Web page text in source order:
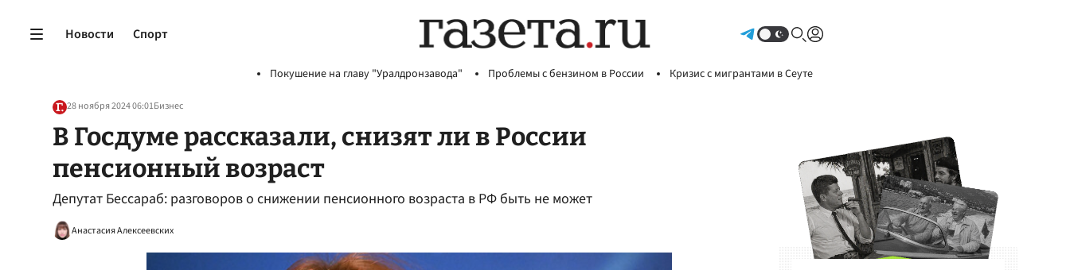
Новости Спорт
Покушение на главу "Уралдронзавода" Проблемы с бензином в России Кризис с мигрантами в Сеуте
28 ноября 2024 06:01Бизнес
В Госдуме рассказали, снизят ли в России
пенсионный возраст
Депутат Бессараб: разговоров о снижении пенсионного возраста в РФ быть не может
Анастасия Алексеевских